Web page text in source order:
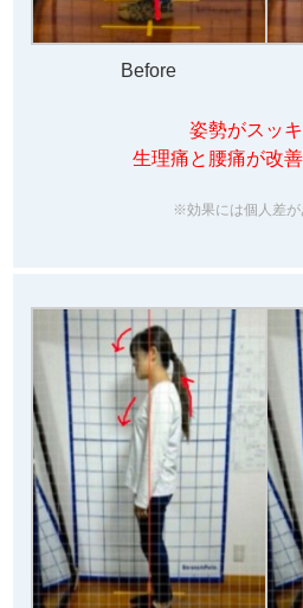
Before
姿勢がスッキ
生理痛と腰痛が改善
※効果には個人差が